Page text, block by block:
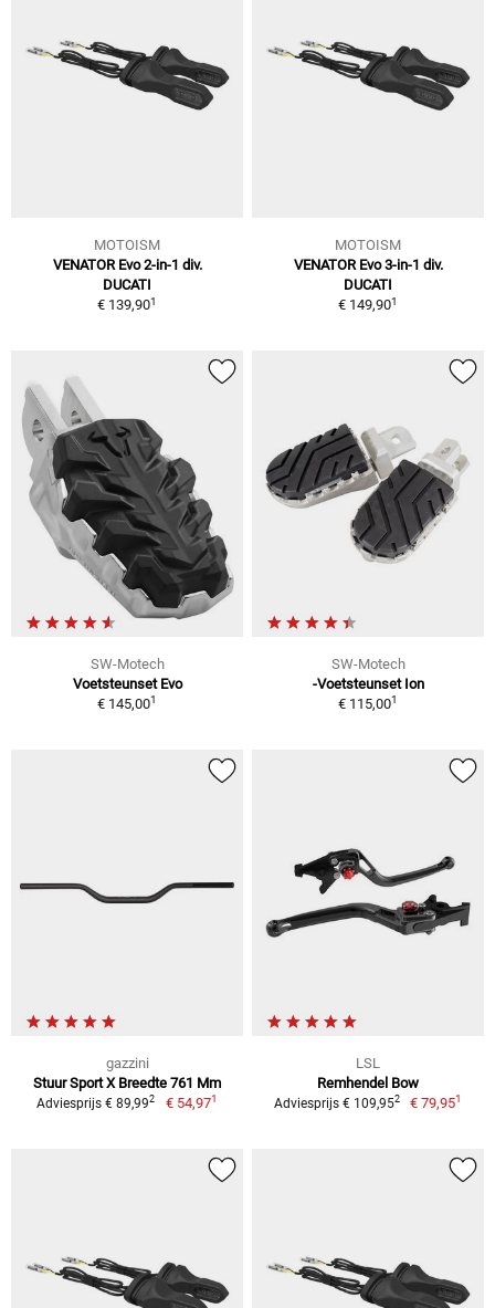
MOTOISM
VENATOR Evo 2-in-1 div.
DUCATI
€ 139,901
MOTOISM
VENATOR Evo 3-in-1 div.
DUCATI
€ 149,901
SW-Motech
Voetsteunset Evo
€ 145,001
SW-Motech
-Voetsteunset Ion
€ 115,001
gazzini
Stuur Sport X Breedte 761 Mm
Adviesprijs € 89,992 € 54,971
LSL
Remhendel Bow
Adviesprijs € 109,952 € 79,951